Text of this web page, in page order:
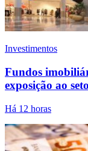
Investimentos
Fundos
exposição ao
Há 12 horas